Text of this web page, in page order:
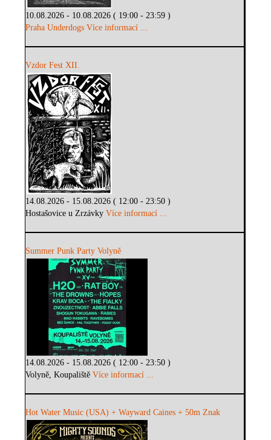
10.08.2026 - 10.08.2026 ( 19:00 - 23:59 )
Praha Underdogs Více informací ...
Vzdor Fest XII.
14.08.2026 - 15.08.2026 ( 12:00 - 23:50 )
Hostašovice u ZrzávkyVíce informací ...
Summer Punk Party Volyně
14.08.2026 - 15.08.2026 ( 12:00 - 23:50 )
Volyně, KoupalištěVíce informací ...
Hot Water Music (USA) + Wayward Caines + 50m Znak